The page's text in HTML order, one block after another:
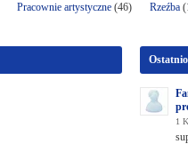
Pracownie artystyczne (46) Rzeźba
1